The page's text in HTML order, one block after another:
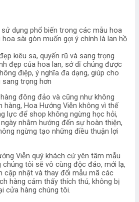
dụng phổ biến trong các mẫu hoa
sài gòn muốn gợi ý chính là lan hồ
kiêu sa, quyến rũ và sang trọng
đẹp của hoa lan, sở dĩ chúng được
điệp, ý nghĩa đa dạng, giúp cho
trọng hơn
đông đảo và cũng như không
hàng, Hoa Hướng Viễn không vì thế
lực để shop không ngừng học hỏi,
nhằm hướng đến sự hoàn thiện,
ngừng tạo những điều thuận lợi
Viễn quý khách cứ yên tâm mẫu
tôi sẽ vô cùng độc đáo, mới lạ,
cập nhật và thay đổi mẫu mã các
hàng cảm thấy thích thú, không bị
cửa hàng chúng tôi.